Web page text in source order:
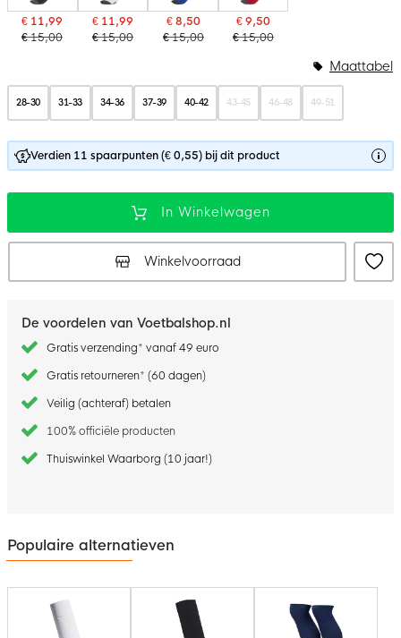
€ 11,99
€ 15,00
€ 11,99
€ 15,00
€ 8,50
€ 15,00
€ 9,50
€ 15,00
28-30 31-33 34-36 37-39 40-42 43-45 46-48 49-51
Maattabel
Verdien 11 spaarpunten (€ 0,55) bij dit product
In Winkelwagen
Winkelvoorraad
De voordelen van Voetbalshop.nl
Gratis verzending* vanaf 49 euro
Gratis retourneren* (60 dagen)
Veilig (achteraf) betalen
100% officiële producten
Thuiswinkel Waarborg (10 jaar!)
Populaire alternatieven